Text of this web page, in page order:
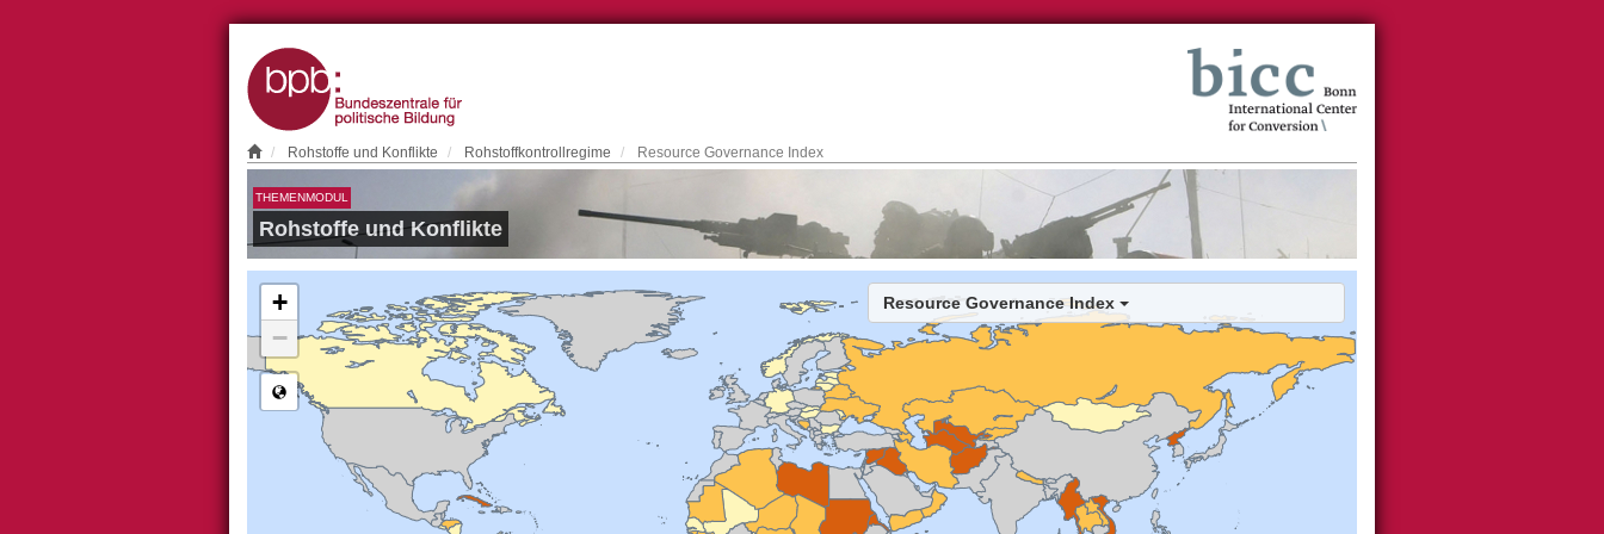
Rohstoffe und Konflikte Rohstoffkontrollregime Resource Governance Index
THEMENMODUL
Rohstoffe und Konflikte
Resource Governance Index
+
−